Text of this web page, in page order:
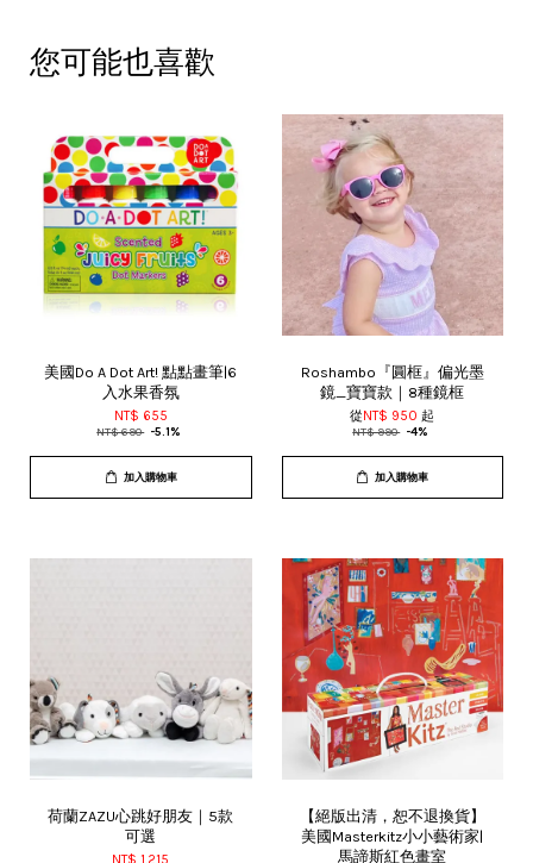
您可能也喜歡
美國Do A Dot Art! 點點畫筆|6
入水果香氛
NT$ 655
NT$ 690 -5.1%
加入購物車
Roshambo『圓框』偏光墨
鏡_寶寶款｜8種鏡框
從 NT$ 950起
NT$ 990 -4%
加入購物車
荷蘭ZAZU心跳好朋友｜5款
可選
【絕版出清，恕不退換貨】
美國Masterkitz小小藝術家|
馬諦斯紅色畫室